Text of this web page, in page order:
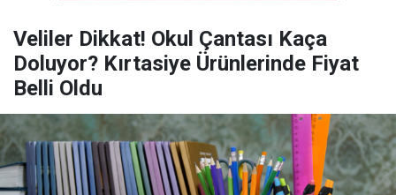
Veliler Dikkat! Okul Çantası Kaça
Doluyor? Kırtasiye Ürünlerinde Fiyat
Belli Oldu